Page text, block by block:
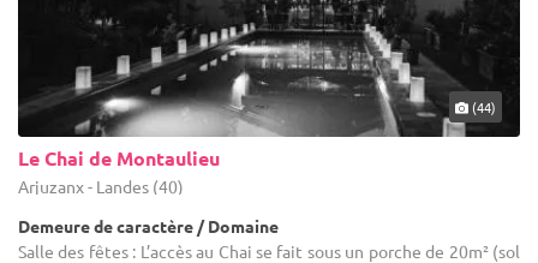
(44)
Le Chai de Montaulieu
Arjuzanx - Landes (40)
Demeure de caractère / Domaine
Salle des fêtes : L’accès au Chai se fait sous un porche de 20m² (sol